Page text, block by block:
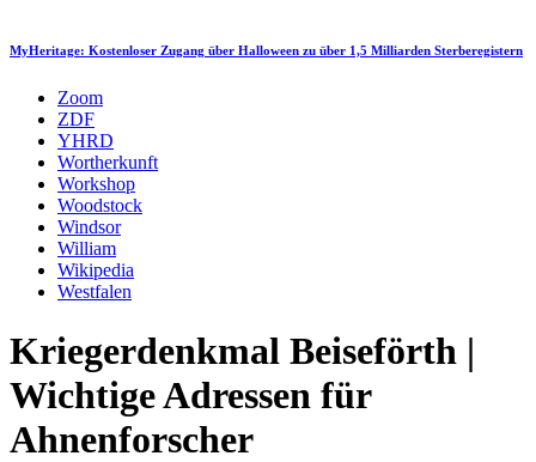
MyHeritage: Kostenloser Zugang über Halloween zu über 1,5 Milliarden Sterberegistern
Zoom
ZDF
YHRD
Wortherkunft
Workshop
Woodstock
Windsor
William
Wikipedia
Westfalen
Kriegerdenkmal Beiseförth |
Wichtige Adressen für
Ahnenforscher